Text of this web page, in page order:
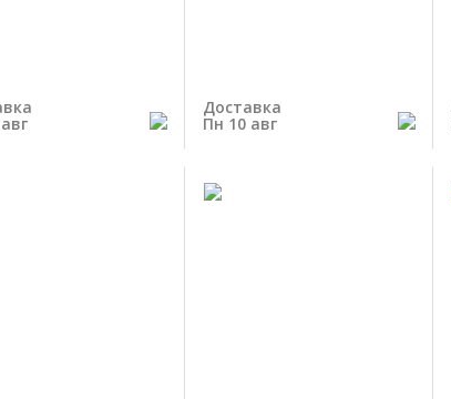
Доставка
Пн 10 авг